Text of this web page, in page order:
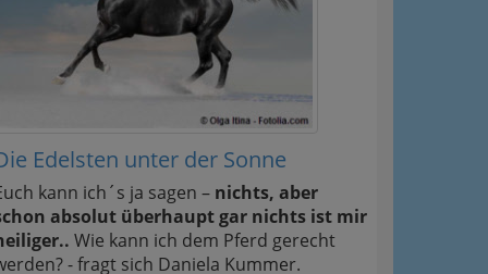
Edelsten unter der Sonne
kann ich´s ja sagen – nichts, aber
absolut überhaupt gar nichts ist mir
Wie kann ich dem Pferd gerecht
- fragt sich Daniela Kummer.